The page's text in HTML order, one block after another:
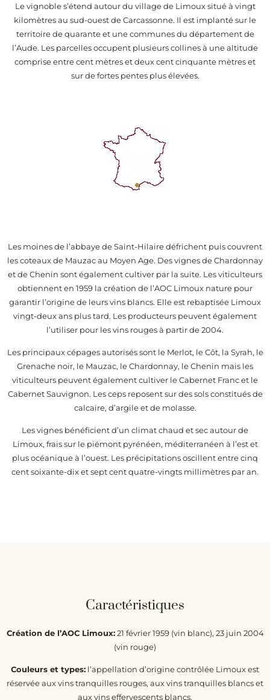
Le vignoble s’étend autour du village de Limoux situé à vingt
kilomètres au sud-ouest de Carcassonne. Il est implanté sur le
territoire de quarante et une communes du département de
l’Aude. Les parcelles occupent plusieurs collines à une altitude
comprise entre cent mètres et deux cent cinquante mètres et
sur de fortes pentes plus élevées.
Les moines de l’abbaye de Saint-Hilaire défrichent puis couvrent
les coteaux de Mauzac au Moyen Age. Des vignes de Chardonnay
et de Chenin sont également cultiver par la suite. Les viticulteurs
obtiennent en 1959 la création de l’AOC Limoux nature pour
garantir l’origine de leurs vins blancs. Elle est rebaptisée Limoux
vingt-deux ans plus tard. Les producteurs peuvent également
l’utiliser pour les vins rouges à partir de 2004.
Les principaux cépages autorisés sont le Merlot, le Côt, la Syrah, le
Grenache noir, le Mauzac, le Chardonnay, le Chenin mais les
viticulteurs peuvent également cultiver le Cabernet Franc et le
Cabernet Sauvignon. Les ceps reposent sur des sols constitués de
calcaire, d’argile et de molasse.
Les vignes bénéficient d’un climat chaud et sec autour de
Limoux, frais sur le piémont pyrénéen, méditerranéen à l’est et
plus océanique à l’ouest. Les précipitations oscillent entre cinq
cent soixante-dix et sept cent quatre-vingts millimètres par an.
Caractéristiques
Création de l’AOC Limoux:21 février 1959 (vin blanc), 23 juin 2004
(vin rouge)
Couleurs et types: l’appellation d’origine contrôlée Limoux est
réservée aux vins tranquilles rouges, aux vins tranquilles blancs et
aux vins effervescents blancs.